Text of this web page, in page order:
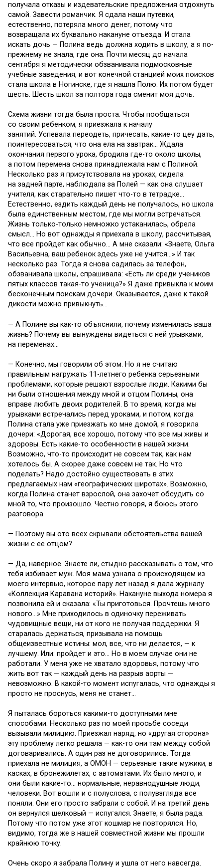
получала отказы и издевательские предложения отдохнуть
самой. Завести романчик. Я сдала наши путевки,
естественно, потеряла много денег, потому что
возвращала их буквально накануне отъезда. И стала
искать дочь — Полина ведь должна ходить в школу, а я по-
прежнему не знала, где она. Почти месяц до начала
сентября я методически обзванивала подмосковные
учебные заведения, и вот конечной станцией моих поисков
стала школа в Ногинске, где я нашла Полю. Их потом будет
шесть. Шесть школ за полтора года сменит моя дочь.
Схема жизни тогда была проста. Чтобы пообщаться
со своим ребенком, я приезжала к началу
занятий. Успевала переодеть, причесать, какие-то цеу дать,
поинтересоваться, что она ела на завтрак… Ждала
окончания первого урока, бродила где-то около школы,
а потом перемена снова принадлежала нам с Полиной.
Несколько раз я присутствовала на уроках, сидела
на задней парте, наблюдала за Полей — как она слушает
учителя, как старательно пишет что-то в тетрадке…
Естественно, ездить каждый день не получалось, но школа
была единственным местом, где мы могли встречаться.
Жизнь только-только немножко устаканилась, обрела
смысл… Но вот однажды я приехала в школу, рассчитывая,
что все пройдет как обычно… А мне сказали: «Знаете, Ольга
Васильевна, ваш ребенок здесь уже не учится…» И так
несколько раз. Тогда я снова садилась за телефон,
обзванивала школы, спрашивала: «Есть ли среди учеников
пятых классов такая-то ученица?» Я даже привыкла к моим
бесконечным поискам дочери. Оказывается, даже к такой
дикости можно привыкнуть…
— А Полине вы как-то объяснили, почему изменилась ваша
жизнь? Почему вы вынуждены видеться с ней урывками,
на переменах…
— Конечно, мы говорили об этом. Но я не считаю
правильным нагружать 11-летнего ребенка серьезными
проблемами, которые решают взрослые люди. Какими бы
ни были отношения между мной и отцом Полины, она
вправе любить двоих родителей. В то время, когда мы
урывками встречались перед уроками, и потом, когда
Полина стала уже приезжать ко мне домой, я говорила
дочери: «Дорогая, все хорошо, потому что все мы живы и
здоровы. Есть какие-то особенности в нашей жизни.
Возможно, что-то происходит не совсем так, как нам
хотелось бы. А скорее даже совсем не так. Но что
поделать? Надо достойно существовать в этих
предлагаемых нам «географических широтах». Возможно,
когда Полина станет взрослой, она захочет обсудить со
мной то, что произошло. Честно говоря, я боюсь этого
разговора.
— Поэтому вы ото всех скрывали обстоятельства вашей
жизни с ее отцом?
— Да, наверное. Знаете ли, стыдно рассказывать о том, что
тебя избивает муж. Моя мама узнала о происходящем из
моего интервью, которое пару лет назад я дала журналу
«Коллекция Каравана историй». Накануне выхода номера я
позвонила ей и сказала: «Ты приготовься. Прочтешь много
нового…» Мне приходилось в одиночку переживать
чудовищные вещи, ни от кого не получая поддержки. Я
старалась держаться, призывала на помощь
общеизвестные истины: мол, все, что ни делается, — к
лучшему. Или: пройдет и это… Но в моем случае они не
работали. У меня уже не хватало здоровья, потому что
жить вот так — каждый день на разрыв аорты —
невозможно. В какой-то момент испугалась, что однажды я
просто не проснусь, меня не станет…
Я пыталась бороться какими-то доступными мне
способами. Несколько раз по моей просьбе соседи
вызывали милицию. Приезжал наряд, но «другая сторона»
эту проблему легко решала — как-то они там между собой
договаривались. А один раз не договорились. Тогда
приехала не милиция, а ОМОН — серьезные такие мужики, в
касках, в бронежилетах, с автоматами. Их было много, и
они были какие-то… нормальные, неравнодушные люди,
человеки. Вот вошли и с полуслова, с полувзгляда все
поняли. Они его просто забрали с собой. И на третий день
он вернулся шелковый — испугался. Знаете, я была рада.
Потому что потом уже этот кошмар не повторялся. Но,
видимо, тогда же в нашей совместной жизни мы прошли
крайнюю точку.
Очень скоро я забрала Полину и ушла от него навсегда.